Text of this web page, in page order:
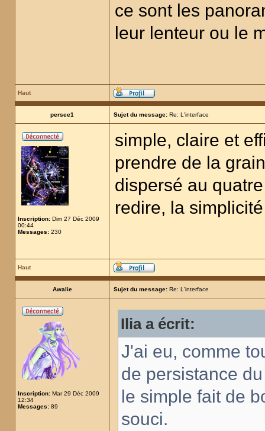
ce sont les
leur lenteur ou le
Haut
persee1 Sujet du message: Re: L'interface
Inscription: Dim 27 Déc 2009
00:44
Messages: 230
simple, claire et
prendre de la
dispersé au
redire, la
Haut
Awalie Sujet du message: Re: L'interface
Inscription: Mar 29 Déc 2009
12:34
Messages: 89
Ilia a écrit:
J'ai eu, comme
de persistance
le simple fait de
souci.